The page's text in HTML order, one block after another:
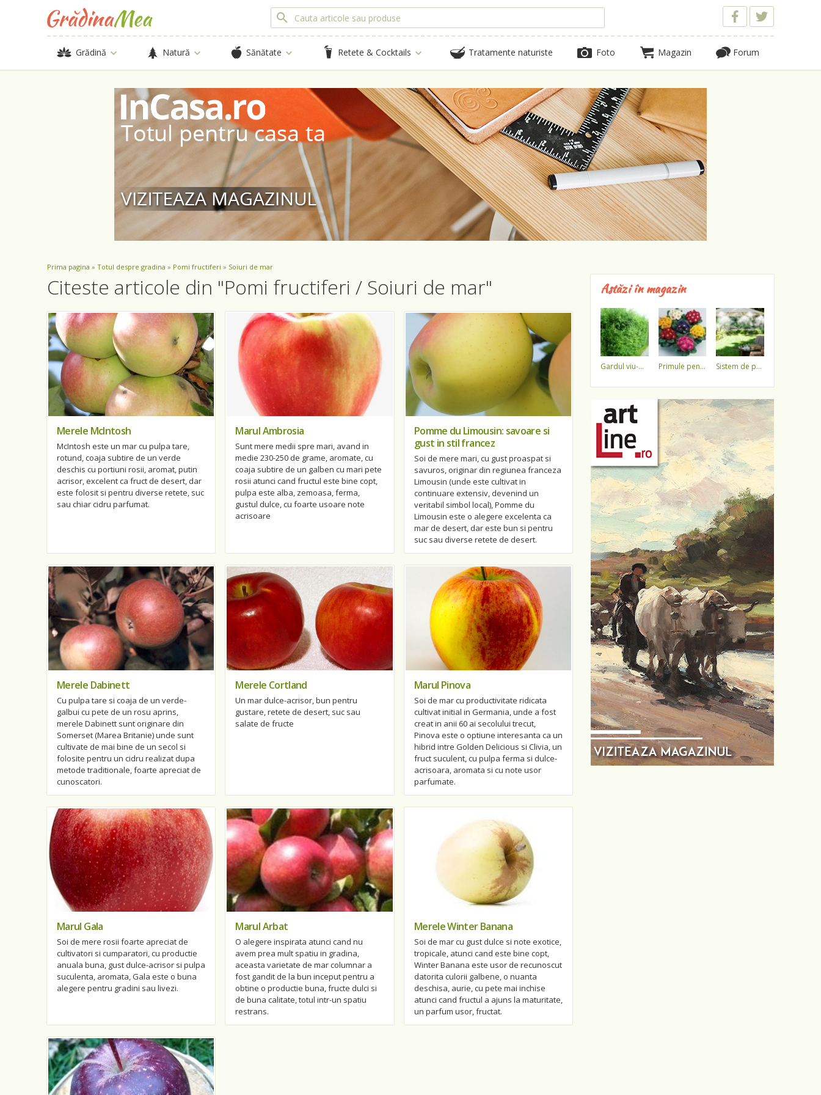
Grădină Natură Sănătate Retete & Cocktails Tratamente naturiste Foto Magazin Forum
Prima pagina » Totul despre gradina » Pomi fructiferi » Soiuri de mar
Citeste articole din "Pomi fructiferi / Soiuri de mar"
Merele McIntosh
McIntosh este un mar cu pulpa tare,
rotund, coaja subtire de un verde
deschis cu portiuni rosii, aromat, putin
acrisor, excelent ca fruct de desert, dar
este folosit si pentru diverse retete, suc
sau chiar cidru parfumat.
Marul Ambrosia
Sunt mere medii spre mari, avand in
medie 230-250 de grame, aromate, cu
coaja subtire de un galben cu mari pete
rosii atunci cand fructul este bine copt,
pulpa este alba, zemoasa, ferma,
gustul dulce, cu foarte usoare note
acrisoare
Pomme du Limousin: savoare si
gust in stil francez
Soi de mere mari, cu gust proaspat si
savuros, originar din regiunea franceza
Limousin (unde este cultivat in
continuare extensiv, devenind un
veritabil simbol local), Pomme du
Limousin este o alegere excelenta ca
mar de desert, dar este bun si pentru
suc sau diverse retete de desert.
Merele Dabinett
Cu pulpa tare si coaja de un verde-
galbui cu pete de un rosu aprins,
merele Dabinett sunt originare din
Somerset (Marea Britanie) unde sunt
cultivate de mai bine de un secol si
folosite pentru un cidru realizat dupa
metode traditionale, foarte apreciat de
cunoscatori.
Merele Cortland
Un mar dulce-acrisor, bun pentru
gustare, retete de desert, suc sau
salate de fructe
Marul Pinova
Soi de mar cu productivitate ridicata
cultivat initial in Germania, unde a fost
creat in anii 60 ai secolului trecut,
Pinova este o optiune interesanta ca un
hibrid intre Golden Delicious si Clivia, un
fruct suculent, cu pulpa ferma si dulce-
acrisoara, aromata si cu note usor
parfumate.
Marul Gala
Soi de mere rosii foarte apreciat de
cultivatori si cumparatori, cu productie
anuala buna, gust dulce-acrisor si pulpa
suculenta, aromata, Gala este o buna
alegere pentru gradini sau livezi.
Marul Arbat
O alegere inspirata atunci cand nu
avem prea mult spatiu in gradina,
aceasta varietate de mar columnar a
fost gandit de la bun inceput pentru a
obtine o productie buna, fructe dulci si
de buna calitate, totul intr-un spatiu
restrans.
Merele Winter Banana
Soi de mar cu gust dulce si note exotice,
tropicale, atunci cand este bine copt,
Winter Banana este usor de recunoscut
datorita culorii galbene, o nuanta
deschisa, aurie, cu pete mai inchise
atunci cand fructul a ajuns la maturitate,
un parfum usor, fructat.
Astăzi în magazin
gardul viu-minune! primule pentru 1 martie 3,5 lei / ghiveci !!!! sistem de pulverizare a apei